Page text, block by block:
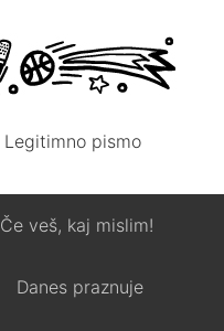
Legitimno pismo
Če veš, kaj mislim!
Danes praznuje